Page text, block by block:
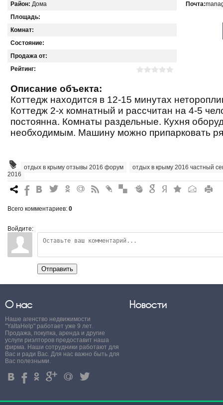
Район: Дома
Площадь:
Комнат:
Состояние:
Продажа от:
Рейтинг:
Почта:
Описание объекта:
Коттедж находится в 12-15 минутах
Коттедж 2-х комнатный и рассчитан на 4-5
постоянна. Комнаты раздельные. Кухня
необходимым. Машину можно припарковать
отдых в крыму отзывы 2016 форум
отдых в крыму 2016 частный
2016
7 % 4 3 . + 0 * # " & 6 Q P R
Всего комментариев: 0
Войдите:
Отправить
О нас
Наше агенство недвижимости
"YaltaHelp" работает уже 9 лет.
Продажа, покупка, аренда и другие
услуги риэлторов предоставит наша
фирма. Наши сотрудники работают для
Вас и ради Вас. Для нас важно быть для
Вас полезными.
4 % . ' + 3
Новости